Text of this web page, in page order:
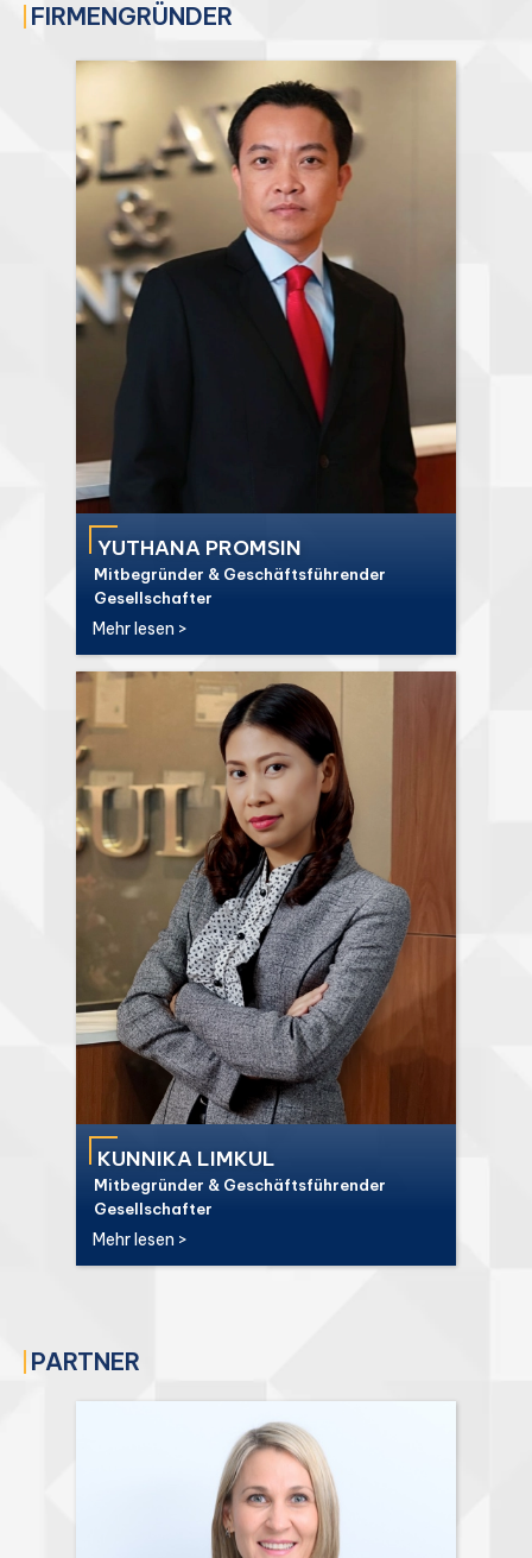
FIRMENGRÜNDER
YUTHANA PROMSIN
Mitbegründer & Geschäftsführender
Gesellschafter
Mehr lesen >
KUNNIKA LIMKUL
Mitbegründer & Geschäftsführender
Gesellschafter
Mehr lesen >
PARTNER